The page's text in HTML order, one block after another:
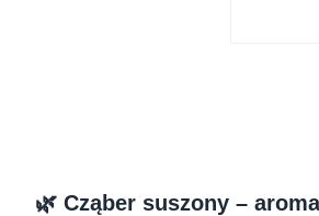
🌿 Cząber suszony –